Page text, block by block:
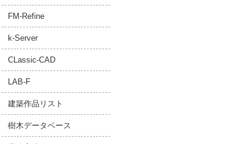
FM-Refine
k-Server
CLassic-CAD
LAB-F
建築作品リスト
樹木データベース